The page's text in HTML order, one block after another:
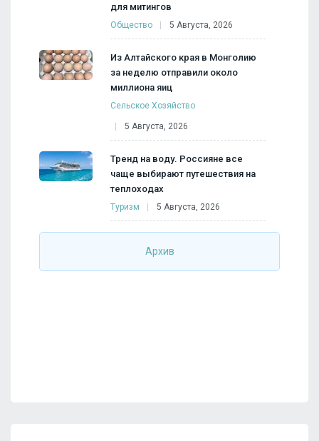
для митингов
Общество 5 Августа, 2026
Из Алтайского края в Монголию
за неделю отправили около
миллиона яиц
Сельское Хозяйство
5 Августа, 2026
Тренд на воду. Россияне все
чаще выбирают путешествия на
теплоходах
Туризм 5 Августа, 2026
Архив